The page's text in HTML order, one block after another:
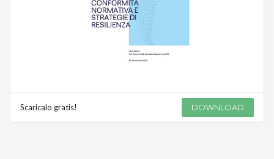
Scaricalo gratis! DOWNLOAD